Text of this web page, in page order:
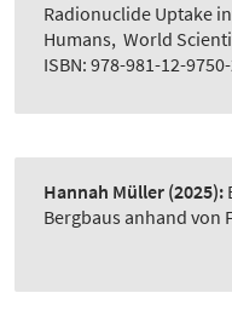
Radionuclide Uptake
Humans, World
ISBN: 978-981-12-
Hannah Müller (2025):
Bergbaus anhand von